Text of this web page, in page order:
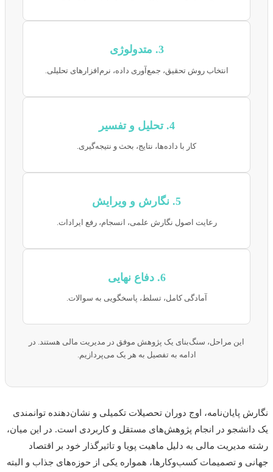
انتخاب روش تحقیق، جمع‌آوری داده، نرم‌افزارهای تحلیلی.
کار با داده‌ها، نتایج، بحث و نتیجه‌گیری.
رعایت اصول نگارش علمی، انسجام، رفع ایرادات.
آمادگی کامل، تسلط، پاسخگویی به سوالات.
این مراحل، سنگ‌بنای یک پژوهش موفق در مدیریت مالی هستند. در
ادامه به تفصیل به هر یک می‌پردازیم.
پایان‌نامه، اوج دوران تحصیلات تکمیلی و نشان‌دهنده توانمندی
در انجام پژوهش‌های مستقل و کاربردی است. در این میان،
مدیریت مالی به دلیل ماهیت پویا و تاثیرگذار خود بر اقتصاد
و تصمیمات کسب‌وکارها، همواره یکی از حوزه‌های جذاب و البته